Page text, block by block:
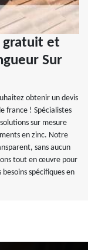
gratuit et
Sur
obtenir un devis
france ! Spécialistes
sur mesure
en zinc. Notre
sans aucun
tout en œuvre pour
spécifiques en